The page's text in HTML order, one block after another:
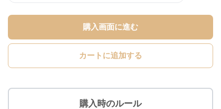
購入画面に進む
カートに追加する
購入時のルール